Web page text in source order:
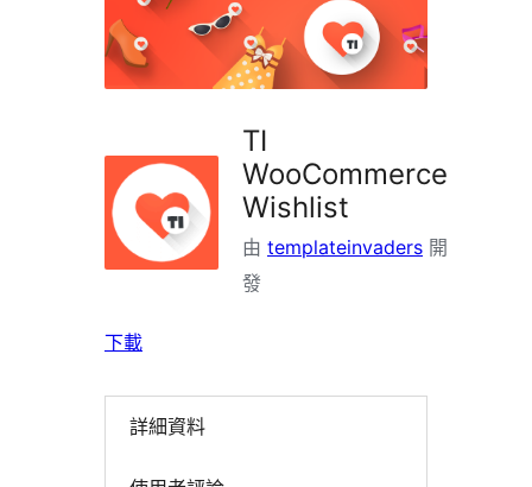
外
掛
TI
WooCommerce
Wishlist
由 templateinvaders 開
發
下載
詳細資料